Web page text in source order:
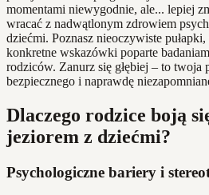
momentami niewygodnie, ale... lepiej
wracać z nadwątlonym zdrowiem
dziećmi. Poznasz nieoczywiste
konkretne wskazówki poparte
rodziców. Zanurz się głębiej – to twoja
bezpiecznego i naprawdę
Dlaczego rodzice boją
jeziorem z dziećmi?
Psychologiczne bariery i